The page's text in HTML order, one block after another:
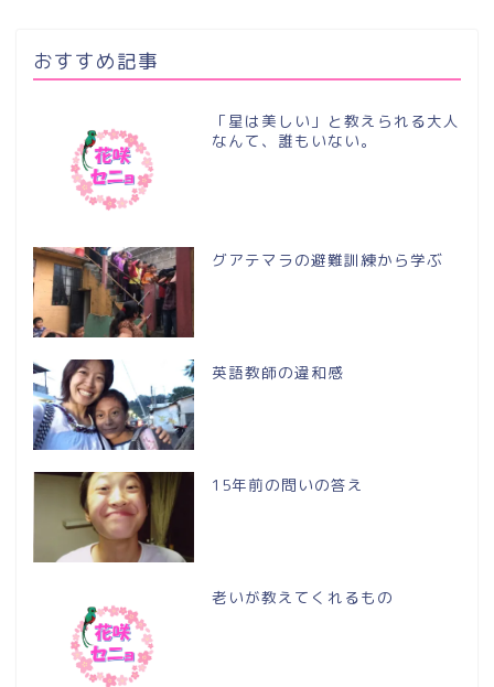
おすすめ記事
「星は美しい」と教えられる大人
なんて、誰もいない。
グアテマラの避難訓練から学ぶ
英語教師の違和感
15年前の問いの答え
老いが教えてくれるもの